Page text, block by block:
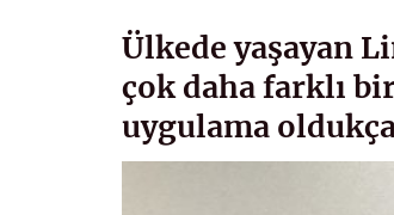
Ülkede yaşayan
çok daha farklı
uygulama